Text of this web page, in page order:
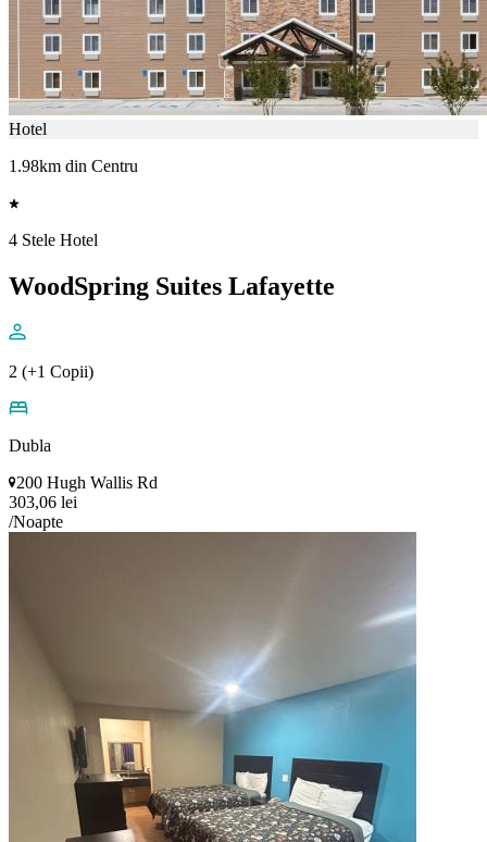
Hotel
1.98km din Centru
4 Stele Hotel
WoodSpring Suites Lafayette
2 (+1 Copii)
Dubla
200 Hugh Wallis Rd
303,06 lei
/Noapte